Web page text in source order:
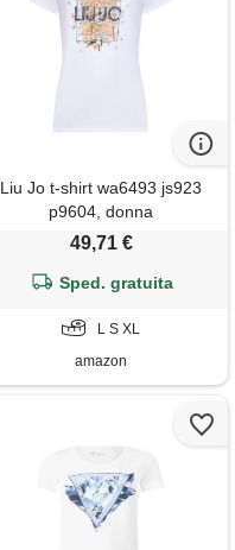
Liu Jo t-shirt wa6493 js923
p9604, donna
49,71 €
Sped. gratuita
L S XL
amazon